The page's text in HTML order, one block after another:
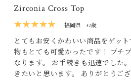
Zirconia Cross Top
★★★★★
福岡県 32歳
とてもお安くかわいい商品をゲッ
物もとても可愛かったです！ プチ
なります。 お手続きも迅速でした
きたいと思います。 ありがとうご